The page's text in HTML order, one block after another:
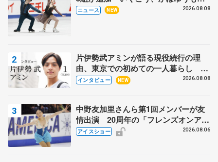
木下グループ杯
ニュース NEW 2026.08.08
片伊勢武アミンが語る現役続行の理
由、東京での初めての一人暮らし 注
目スケーターの「今」に迫る
インタビュー NEW 2026.08.08
中野友加里さんら第1回メンバーが友
情出演 20周年の「フレンズオンアイ
ス」 宮本賢二さん、有川梨絵さん、
アイスショー 2026.08.06